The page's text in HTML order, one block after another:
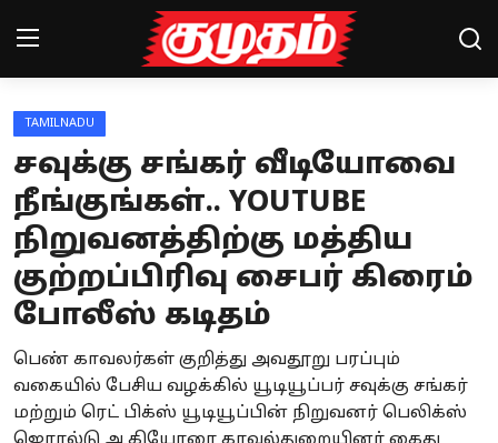
Home
Magazines
Games
Cinema
Health
Sports
TAMILNADU
சவுக்கு சங்கர் வீடியோவை
நீங்குங்கள்.. YOUTUBE
நிறுவனத்திற்கு மத்திய
குற்றப்பிரிவு சைபர் கிரைம்
போலீஸ் கடிதம்
பெண் காவலர்கள் குறித்து அவதூறு பரப்பும்
வகையில் பேசிய வழக்கில் யூடியூப்பர் சவுக்கு சங்கர்
மற்றும் ரெட் பிக்ஸ் யூடியூப்பின் நிறுவனர் பெலிக்ஸ்